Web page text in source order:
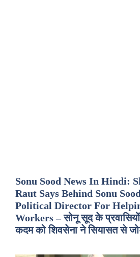
Sonu Sood News In Hindi:
Raut Says Behind Sonu
Political Director For
Workers – सोनू सूद के
कदम को शिवसेना ने सियासत से